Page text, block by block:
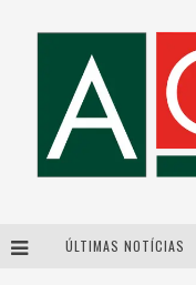
ÚLTIMAS NOTÍCIAS